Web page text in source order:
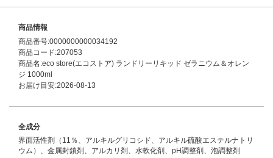
商品情報
商品番号:0000000000034192
商品コード:207053
商品名:eco store(エコストア) ランドリーリキッド ゼラニウム＆オレン
ジ 1000ml
お届け目安:2026-08-13
全成分
界面活性剤（11％、アルキルグリコシド、アルキル硫酸エステルナトリ
ウム）、金属封鎖剤、アルカリ剤、水軟化剤、pH調整剤、泡調整剤